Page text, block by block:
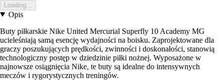
Loading...
Opis
Buty piłkarskie Nike United Mercurial Superfly 10 Academy MG
ucieleśniają samą esencję wydajności na boisku. Zaprojektowane dla
graczy poszukujących prędkości, zwinności i doskonałości, stanowią
technologiczny postęp w dziedzinie piłki nożnej. Wyposażone w
najnowsze osiągnięcia Nike, te buty są idealne do intensywnych
meczów i rygorystycznych treningów.